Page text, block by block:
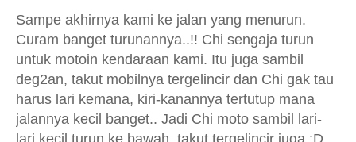
Sampe akhirnya kami ke jalan yang menurun.
Curam banget turunannya..!! Chi sengaja turun
untuk motoin kendaraan kami. Itu juga sambil
deg2an, takut mobilnya tergelincir dan Chi gak tau
harus lari kemana, kiri-kanannya tertutup mana
jalannya kecil banget.. Jadi Chi moto sambil lari-
lari kecil turun ke bawah, takut tergelincir juga :D